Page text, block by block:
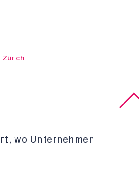
Zürich
wo Unternehmen